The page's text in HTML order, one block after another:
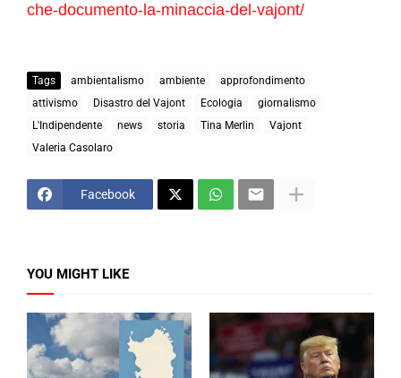
che-documento-la-minaccia-del-vajont/
Tags ambientalismo ambiente
approfondimento
attivismo
Disastro del Vajont Ecologia
giornalismo
L'Indipendente
news storia Tina Merlin
Vajont
Valeria Casolaro
Facebook
YOU MIGHT LIKE